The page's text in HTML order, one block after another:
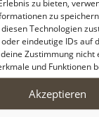
zu bieten,
zu
Technologien
eindeutige IDs auf
Zustimmung nicht
und Funktionen
Akzeptieren
sich die Frau,
eine private
hoffen, dass sie
und Wärme